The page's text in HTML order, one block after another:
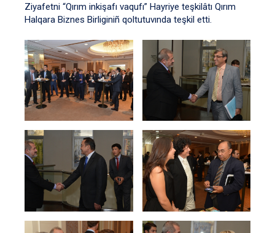
Ziyafetni “Qırım inkişafı vaqufı” Hayriye teşkilâtı Qırım
Halqara Biznes Birliginiñ qoltutuvında teşkil etti.